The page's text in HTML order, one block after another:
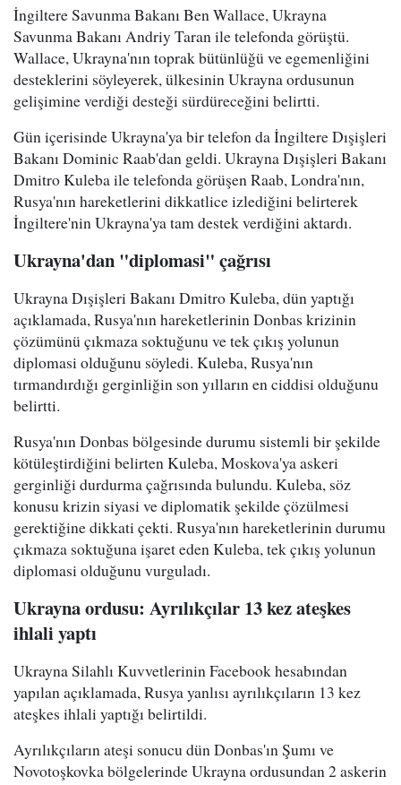
İngiltere Savunma Bakanı Ben Wallace, Ukrayna
Savunma Bakanı Andriy Taran ile telefonda görüştü.
Wallace, Ukrayna'nın toprak bütünlüğü ve egemenliğini
desteklerini söyleyerek, ülkesinin Ukrayna ordusunun
gelişimine verdiği desteği sürdüreceğini belirtti.
Gün içerisinde Ukrayna'ya bir telefon da İngiltere Dışişleri
Bakanı Dominic Raab'dan geldi. Ukrayna Dışişleri Bakanı
Dmitro Kuleba ile telefonda görüşen Raab, Londra'nın,
Rusya'nın hareketlerini dikkatlice izlediğini belirterek
İngiltere'nin Ukrayna'ya tam destek verdiğini aktardı.
Ukrayna'dan "diplomasi" çağrısı
Ukrayna Dışişleri Bakanı Dmitro Kuleba, dün yaptığı
açıklamada, Rusya'nın hareketlerinin Donbas krizinin
çözümünü çıkmaza soktuğunu ve tek çıkış yolunun
diplomasi olduğunu söyledi. Kuleba, Rusya'nın
tırmandırdığı gerginliğin son yılların en ciddisi olduğunu
belirtti.
Rusya'nın Donbas bölgesinde durumu sistemli bir şekilde
kötüleştirdiğini belirten Kuleba, Moskova'ya askeri
gerginliği durdurma çağrısında bulundu. Kuleba, söz
konusu krizin siyasi ve diplomatik şekilde çözülmesi
gerektiğine dikkati çekti. Rusya'nın hareketlerinin durumu
çıkmaza soktuğuna işaret eden Kuleba, tek çıkış yolunun
diplomasi olduğunu vurguladı.
Ukrayna ordusu: Ayrılıkçılar 13 kez ateşkes
ihlali yaptı
Ukrayna Silahlı Kuvvetlerinin Facebook hesabından
yapılan açıklamada, Rusya yanlısı ayrılıkçıların 13 kez
ateşkes ihlali yaptığı belirtildi.
Ayrılıkçıların ateşi sonucu dün Donbas'ın Şumı ve
Novotoşkovka bölgelerinde Ukrayna ordusundan 2 askerin